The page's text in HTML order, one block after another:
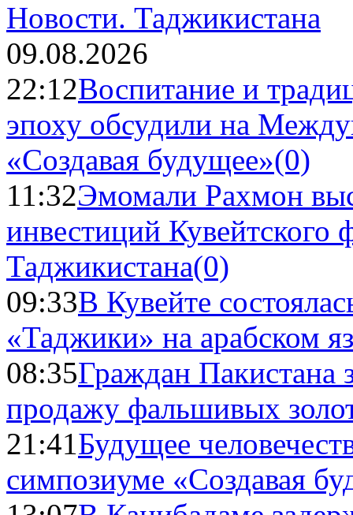
Новости. Таджикистана
09.08.2026
22:12Воспитание и
эпоху обсудили на
«Создавая будущее»(0)
11:32Эмомали Рахмон
инвестиций Кувейтского
Таджикистана(0)
09:33В Кувейте
«Таджики» на арабском
08:35Граждан Пакистана
продажу фальшивых
21:41Будущее
симпозиуме «Создавая